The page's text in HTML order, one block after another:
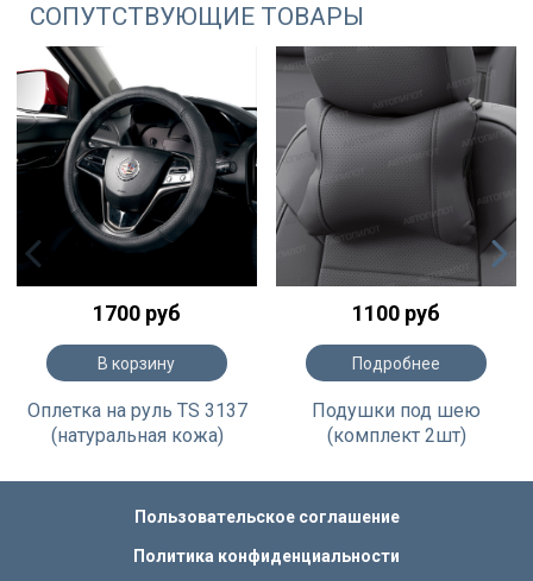
СОПУТСТВУЮЩИЕ ТОВАРЫ
1700 руб
В корзину
Оплетка на руль TS 3137
(натуральная кожа)
1100 руб
Подробнее
Подушки под шею
(комплект 2шт)
Пользовательское соглашение
Политика конфиденциальности